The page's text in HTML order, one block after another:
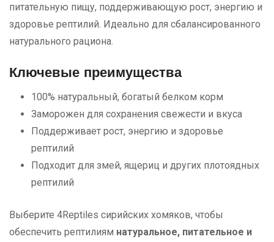
питательную пищу, поддерживающую рост, энергию и
здоровье рептилий. Идеально для сбалансированного
натурального рациона.
Ключевые преимущества
100% натуральный, богатый белком корм
Заморожен для сохранения свежести и вкуса
Поддерживает рост, энергию и здоровье
рептилий
Подходит для змей, ящериц и других плотоядных
рептилий
Выберите 4Reptiles сирийских хомяков, чтобы
обеспечить рептилиям натуральное, питательное и